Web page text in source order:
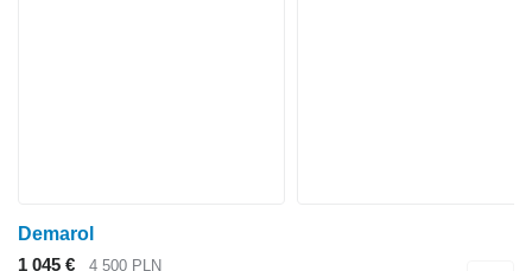
Demarol
1 045 €
4 500 PLN